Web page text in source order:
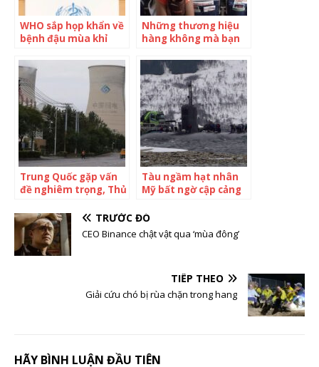
WHO sắp họp khẩn về
bệnh đậu mùa khỉ
Những thương hiệu
hàng không mà bạn
trên đời: Hãng có
những cô nàng nóng
bỏng, hãng khác chỉ
cho khách đọc Kinh
thánh
Trung Quốc gặp vấn
đề nghiêm trọng, Thủ
cảnh báo khẩn
Tàu ngầm hạt nhân
Mỹ bất ngờ cập cảng
TRƯỚC ĐÓ
CEO Binance chật vật qua ‘mùa đông’
TIẾP THEO
Giải cứu chó bị rùa chặn trong hang
HÃY BÌNH LUẬN ĐẦU TIÊN